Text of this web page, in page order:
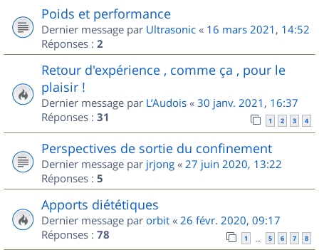
Poids et performance
Dernier message par Ultrasonic « 16 mars 2021, 14:52
Réponses : 2
Retour d'expérience , comme ça , pour le
plaisir !
Dernier message par L’Audois « 30 janv. 2021, 16:37
Réponses : 31 1 2 3 4
Perspectives de sortie du confinement
Dernier message par jrjong « 27 juin 2020, 13:22
Réponses : 5
Apports diététiques
Dernier message par orbit « 26 févr. 2020, 09:17
Réponses : 78 1 … 5 6 7 8